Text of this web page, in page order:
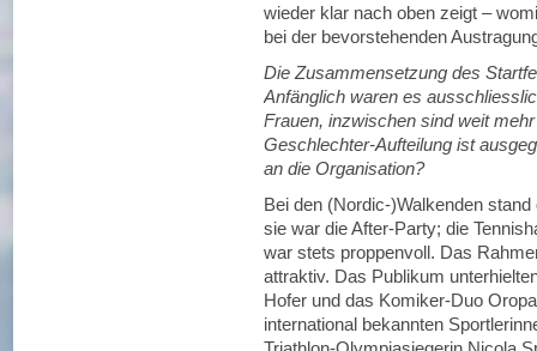
wieder klar nach oben zeigt –
bei der bevorstehenden
Die Zusammensetzung des
Anfänglich waren es
Frauen, inzwischen sind weit
Geschlechter-Aufteilung ist
an die Organisation?
Bei den (Nordic-)Walkenden
sie war die After-Party; die
war stets proppenvoll. Das
attraktiv. Das Publikum
Hofer und das Komiker-Duo
international bekannten